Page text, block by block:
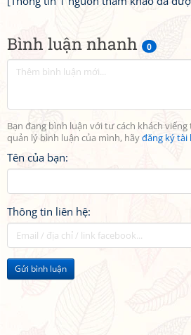
Bình luận nhanh 0
Bạn đang bình luận với tư cách khách
quản lý bình luận của mình, hãyđăng ký tài
Tên của bạn:
Thông tin liên hệ:
Gửi bình luận